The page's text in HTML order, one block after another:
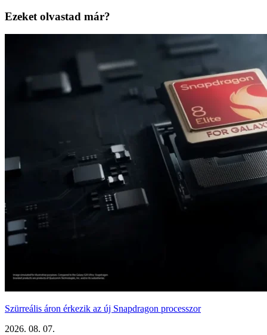
Ezeket olvastad már?
Szürreális áron érkezik az új Snapdragon processzor
2026. 08. 07.